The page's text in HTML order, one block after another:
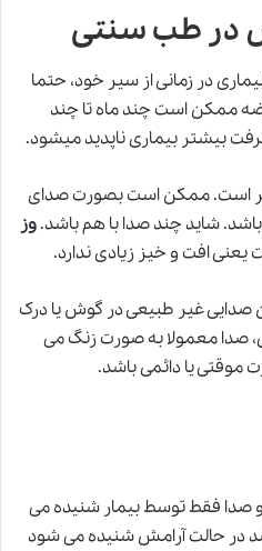
در طب سنتی
در زمانی از سیر خود، حتما
ممکن است چند ماه تا چند
بیشتر بیماری ناپدید میشود.
است. ممکن است بصورت صدای
شاید چند صدا با هم باشد.وز
یعنی افت و خیز زیادی ندارد.
صدایی غیر طبیعی در گوش یا درک
صدا معمولا به صورت زنگ می
موقتی یا دائمی باشد.
صدا فقط توسط بیمار شنیده می
در حالت آرامش شنیده می شود